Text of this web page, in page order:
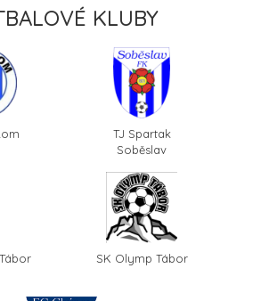
KLUBY
TJ Spartak
Soběslav
SK Olymp Tábor